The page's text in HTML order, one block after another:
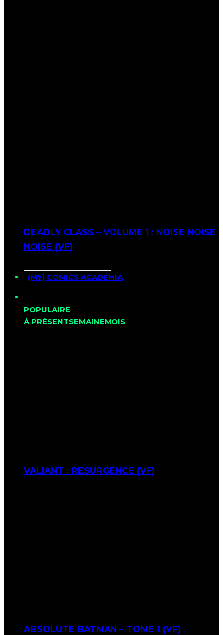
DEADLY CLASS – VOLUME 1 : NOISE NOISE
NOISE (VF)
(MY) COMICS ACADEMIA
POPULAIRE
À PRÉSENTSEMAINEMOIS
VALIANT : RESURGENCE (VF)
ABSOLUTE BATMAN – TOME 1 (VF)